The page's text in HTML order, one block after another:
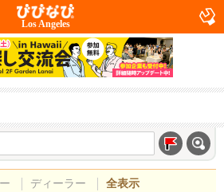
Los Angeles
ディーラー 全表示